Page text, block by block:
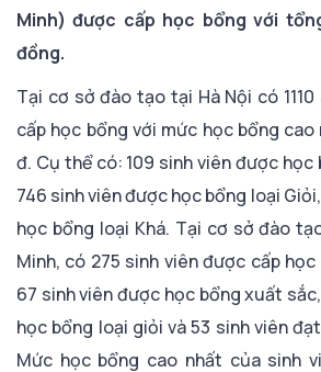
Minh) được cấp học bổng với
đồng.
Tại cơ sở đào tạo tại Hà Nội có
cấp học bổng với mức học bổng
đ. Cụ thể có: 109 sinh viên được học
746 sinh viên được học bổng loại
học bổng loại Khá. Tại cơ sở đào
Minh, có 275 sinh viên được cấp
67 sinh viên được học bổng xuất
học bổng loại giỏi và 53 sinh viên
Mức học bổng cao nhất của sinh